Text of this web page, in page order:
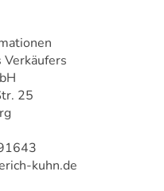
25
kuhn.de